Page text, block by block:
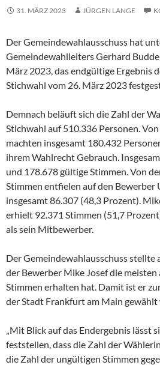
31. MÄRZ 2023 JÜRGEN LANGE
Der Gemeindewahlausschuss hat
Gemeindewahlleiters Gerhard
März 2023, das endgültige Ergebnis
Stichwahl vom 26. März 2023
Demnach beläuft sich die Zahl der
Stichwahl auf 510.336 Personen.
machten insgesamt 180.432
ihrem Wahlrecht Gebrauch.
und 178.678 gültige Stimmen. Von
Stimmen entfielen auf den Bewerber
insgesamt 86.307 (48,3 Prozent).
erhielt 92.371 Stimmen (51,7
als sein Mitbewerber.
Der Gemeindewahlausschuss stellte
der Bewerber Mike Josef die meisten
Stimmen erhalten hat. Damit ist er
der Stadt Frankfurt am Main gewählt
„Mit Blick auf das Endergebnis lässt
feststellen, dass die Zahl der
die Zahl der ungültigen Stimmen